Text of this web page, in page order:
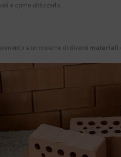
e come utilizzarlo.
a un insieme di diversi materiali